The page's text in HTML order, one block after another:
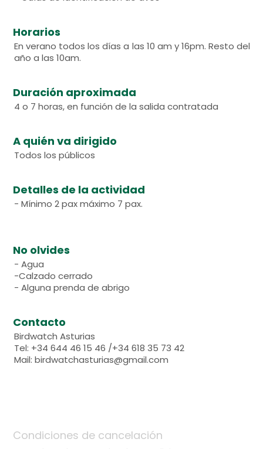
Horarios
En verano todos los días a las 10 am y 16pm. Resto del
año a las 10am.
Duración aproximada
4 o 7 horas, en función de la salida contratada
A quién va dirigido
Todos los públicos
Detalles de la actividad
- Mínimo 2 pax máximo 7 pax.
No olvides
- Agua
-Calzado cerrado
- Alguna prenda de abrigo
Contacto
Birdwatch Asturias
Tel: +34 644 46 15 46 /+34 618 35 73 42
Mail: birdwatchasturias@gmail.com
Condiciones de cancelación